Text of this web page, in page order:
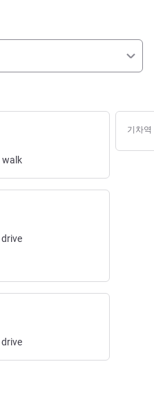
walk
drive
drive
기차역